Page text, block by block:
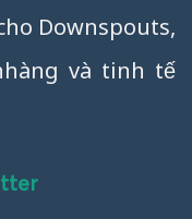
Downspouts,
và tinh tế